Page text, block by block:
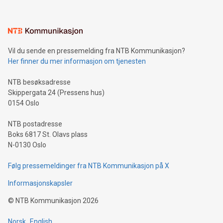
mining.Sound Money: Discover how tamper-proof currency
neutral payment systems support humanitarian
projects.Carbon Footprint: Compare Bitcoin's environmental
event and dive into the critical topics of Bitcoin
Vil du sende en pressemelding fra NTB Kommunikasjon?
Her finner du mer informasjon om tjenesten
NTB besøksadresse
Skippergata 24 (Pressens hus)
0154 Oslo
NTB postadresse
Boks 6817 St. Olavs plass
N-0130 Oslo
Følg pressemeldinger fra NTB Kommunikasjon på X
Informasjonskapsler
© NTB Kommunikasjon 2026